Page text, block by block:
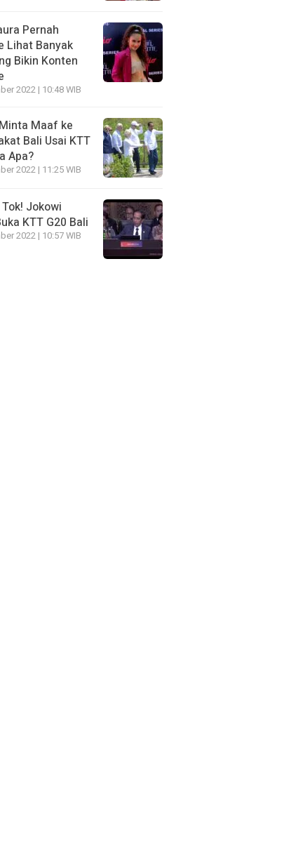
Pernah
Lihat Banyak
Bikin Konten
2022 | 10:48 WIB
Maaf ke
Bali Usai KTT
Apa?
2022 | 11:25 WIB
Jokowi
KTT G20 Bali
2022 | 10:57 WIB